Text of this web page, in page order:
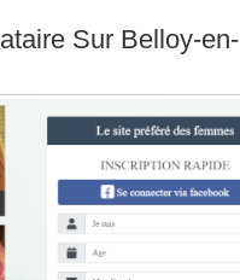
Sur Belloy-en-